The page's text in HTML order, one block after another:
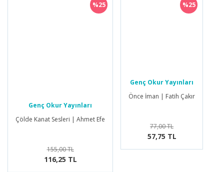
%25
Genç Okur Yayınları
Çölde Kanat Sesleri | Ahmet Efe
155,00 TL
116,25 TL
%25
Genç Okur Yayınları
Önce İman | Fatih Çakır
77,00 TL
57,75 TL